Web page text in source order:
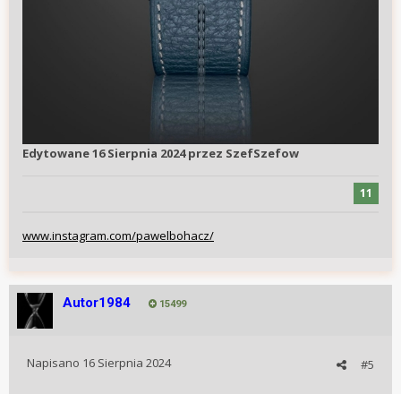
Edytowane16 Sierpnia 2024przez SzefSzefow
11
www.instagram.com/pawelbohacz/
Autor1984 15499
#5
Napisano 16 Sierpnia 2024